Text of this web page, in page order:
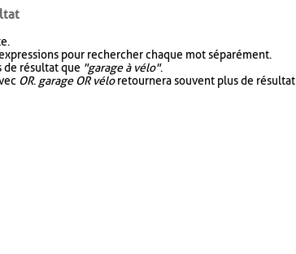
pour rechercher chaque mot séparément.
résultat que "garage à vélo".
OR. garage OR véloretournera souvent plus de résultat